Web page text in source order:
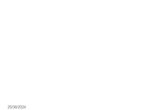
25/08/2024